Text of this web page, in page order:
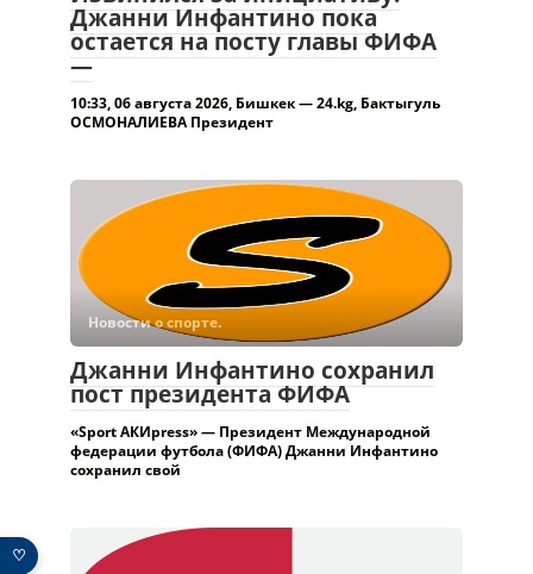
Джанни Инфантино пока
остается на посту главы ФИФА
—
10:33, 06 августа 2026, Бишкек — 24.kg, Бактыгуль
ОСМОНАЛИЕВА Президент
Новости о спорте.
Джанни Инфантино сохранил
пост президента ФИФА
«Sport АКИpress» — Президент Международной
федерации футбола (ФИФА) Джанни Инфантино
сохранил свой
♡